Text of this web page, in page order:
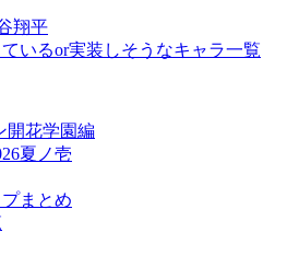
翔平
いるor実装しそうなキャラ一覧
開花学園編
夏ノ壱
まとめ